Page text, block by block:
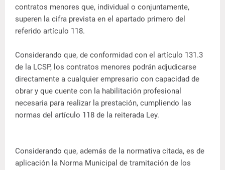
contratos menores que, individual o conjuntamente,
superen la cifra prevista en el apartado primero del
referido artículo 118.
Considerando que, de conformidad con el artículo 131.3
de la LCSP, los contratos menores podrán adjudicarse
directamente a cualquier empresario con capacidad de
obrar y que cuente con la habilitación profesional
necesaria para realizar la prestación, cumpliendo las
normas del artículo 118 de la reiterada Ley.
Considerando que, además de la normativa citada, es de
aplicación la Norma Municipal de tramitación de los